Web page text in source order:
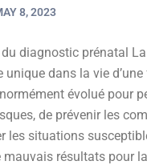
8, 2023
du diagnostic prénatal
unique dans la vie
évolué pour
de prévenir les
les situations
mauvais résultats pour